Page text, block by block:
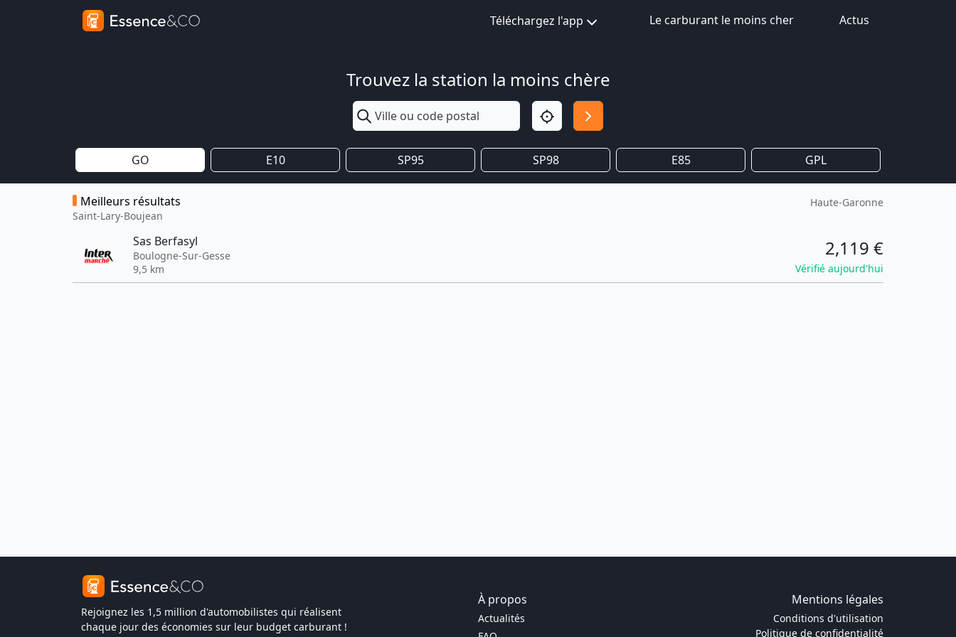
Téléchargez l'app Le carburant le moins cher Actus
Trouvez la station la moins chère
GO E10 SP95 SP98 E85 GPL
Meilleurs résultats
Saint-Lary-Boujean
Haute-Garonne
Sas Berfasyl
Boulogne-Sur-Gesse
9,5 km
2,119 €
Vérifié aujourd'hui
Rejoignez les 1,5 million d'automobilistes qui réalisent
chaque jour des économies sur leur budget carburant !
À propos Mentions légales
Actualités
Conditions d'utilisation
Politique de confidentialité